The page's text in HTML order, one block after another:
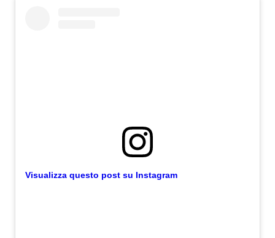
Visualizza questo post su Instagram